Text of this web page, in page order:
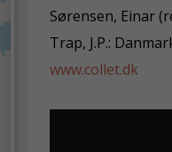
Sørensen, Einar
Trap, J.P.:
www.collet.dk